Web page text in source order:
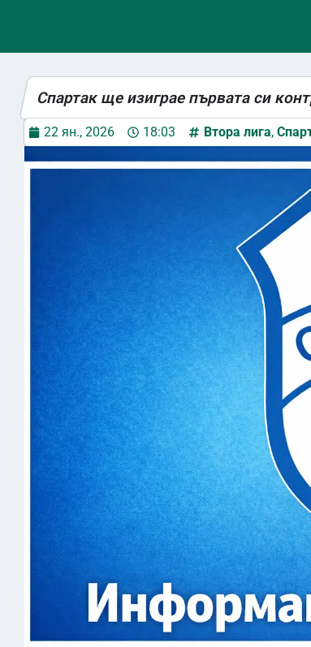
Спартак ще изиграе първата си
22 ян., 2026 18:03 Втора лига,